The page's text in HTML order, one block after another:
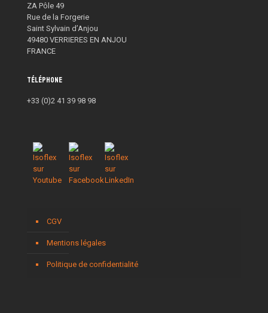
ZA Pôle 49
Rue de la Forgerie
Saint Sylvain d’Anjou
49480 VERRIERES EN ANJOU
FRANCE
Téléphone
+33 (0)2 41 39 98 98
CGV
Mentions légales
Politique de confidentialité